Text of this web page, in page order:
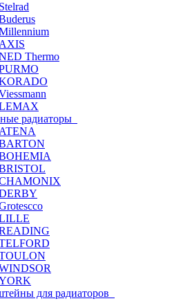
Stelrad
AXIS
Thermo
радиаторы
ATENA
для радиаторов